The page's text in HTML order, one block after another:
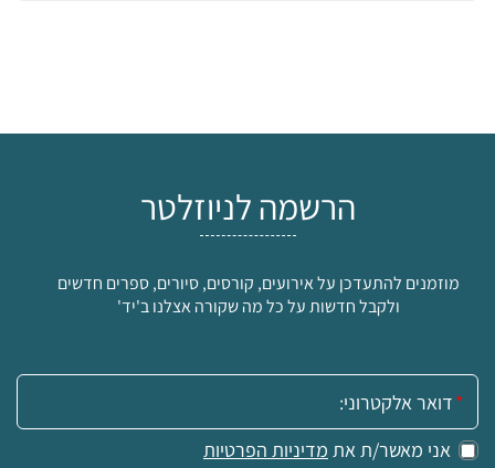
הרשמה לניוזלטר
מוזמנים להתעדכן על אירועים, קורסים, סיורים, ספרים חדשים
ולקבל חדשות על כל מה שקורה אצלנו ב'יד'
אימייל:
אני מאשר/ת את מדיניות הפרטיות